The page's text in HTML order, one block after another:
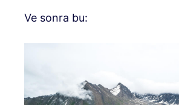
Ve sonra bu: